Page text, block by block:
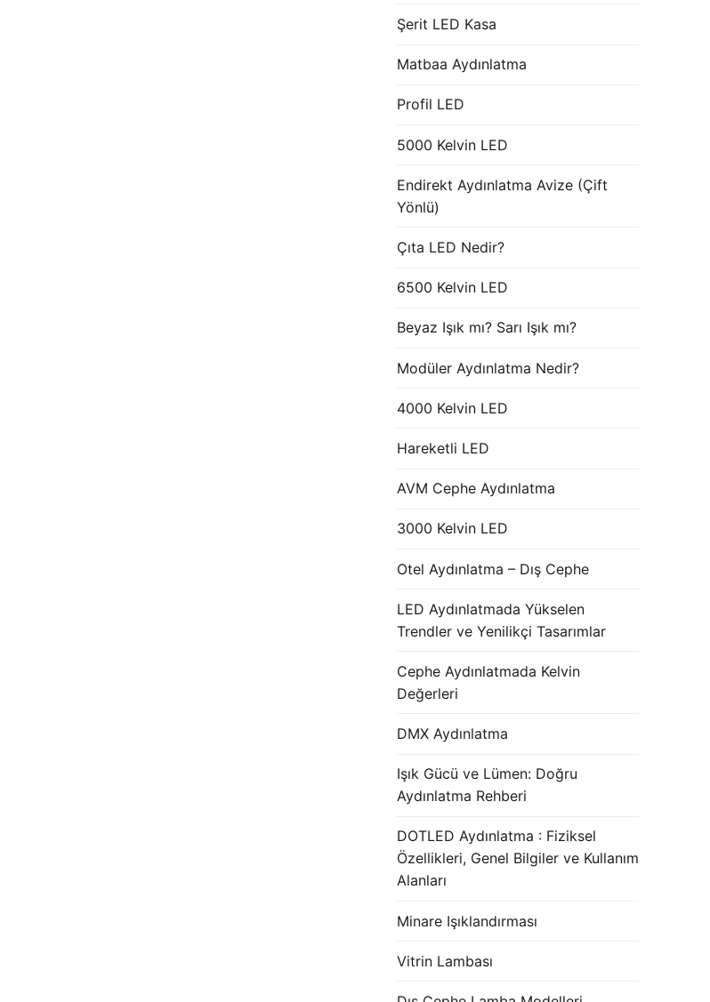
Şerit LED Kasa
Matbaa Aydınlatma
Profil LED
5000 Kelvin LED
Endirekt Aydınlatma Avize (Çift
Yönlü)
Çıta LED Nedir?
6500 Kelvin LED
Beyaz Işık mı? Sarı Işık mı?
Modüler Aydınlatma Nedir?
4000 Kelvin LED
Hareketli LED
AVM Cephe Aydınlatma
3000 Kelvin LED
Otel Aydınlatma – Dış Cephe
LED Aydınlatmada Yükselen
Trendler ve Yenilikçi Tasarımlar
Cephe Aydınlatmada Kelvin
Değerleri
DMX Aydınlatma
Işık Gücü ve Lümen: Doğru
Aydınlatma Rehberi
DOTLED Aydınlatma : Fiziksel
Özellikleri, Genel Bilgiler ve Kullanım
Alanları
Minare Işıklandırması
Vitrin Lambası